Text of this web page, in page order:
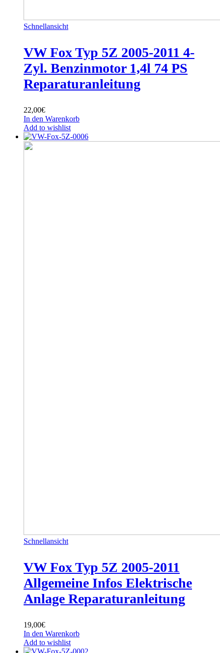
Schnellansicht
VW Fox Typ 5Z 2005-2011 4-
Zyl. Benzinmotor 1,4l 74 PS
Reparaturanleitung
22,00€
In den Warenkorb
Add to wishlist
Schnellansicht
VW Fox Typ 5Z 2005-2011
Allgemeine Infos Elektrische
Anlage Reparaturanleitung
19,00€
In den Warenkorb
Add to wishlist